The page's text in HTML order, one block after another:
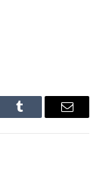
Tumblr Email